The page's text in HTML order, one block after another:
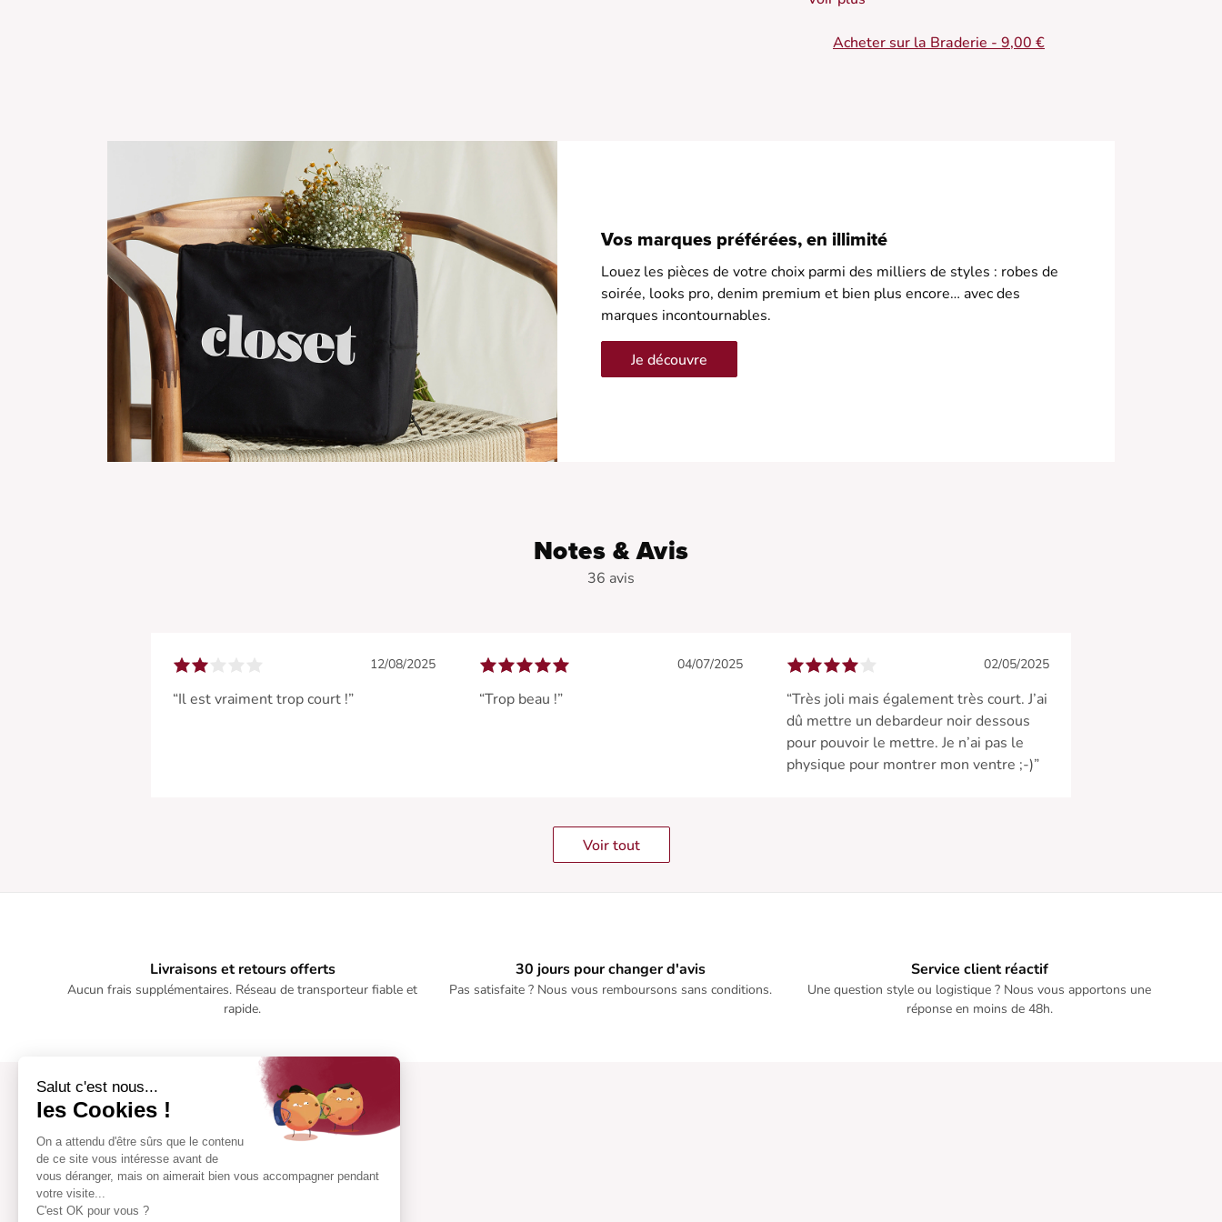
Salut c'est nous...
les Cookies !
On a attendu d'être sûrs que le contenu
de ce site vous intéresse avant de
vous déranger, mais on aimerait bien vous accompagner pendant
votre visite...
C'est OK pour vous ?
fluide pour une touche de sophistication. Idéal
pour les journées chaudes d'été !
Acheter sur la Braderie - 9,00 €
Vos marques préférées, en illimité
Louez les pièces de votre choix parmi des milliers de styles : robes de
soirée, looks pro, denim premium et bien plus encore… avec des
marques incontournables.
Je découvre
Notes & Avis
36 avis
12/08/2025
“Il est vraiment trop court !”
04/07/2025
“Trop beau !”
02/05/2025
“Très joli mais également très court. J’ai
dû mettre un debardeur noir dessous
pour pouvoir le mettre. Je n’ai pas le
physique pour montrer mon ventre ;-)”
Voir tout
Livraisons et retours offerts
Aucun frais supplémentaires. Réseau de transporteur fiable et
rapide.
30 jours pour changer d'avis
Pas satisfaite ? Nous vous remboursons sans conditions.
Service client réactif
Une question style ou logistique ? Nous vous apportons une
réponse en moins de 48h.